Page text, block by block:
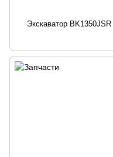
Экскаватор BK1350JSR